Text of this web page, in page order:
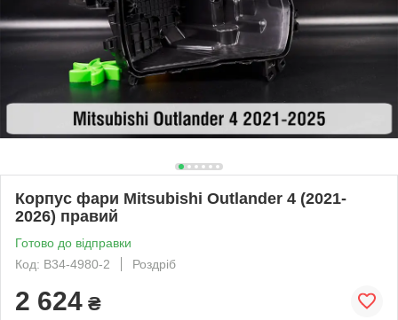
Корпус фари Mitsubishi Outlander 4 (2021-
2026) правий
Готово до відправки
Код: B34-4980-2
Роздріб
2 624 ₴